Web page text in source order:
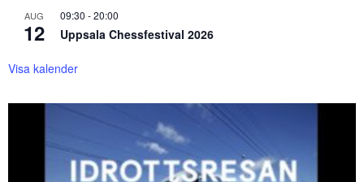
AUG
12
09:30 -20:00
Uppsala Chessfestival 2026
Visa kalender